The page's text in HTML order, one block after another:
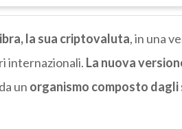
la sua criptovaluta, in una
internazionali. La nuova
un organismo composto